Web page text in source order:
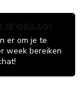
er om je te
week bereiken